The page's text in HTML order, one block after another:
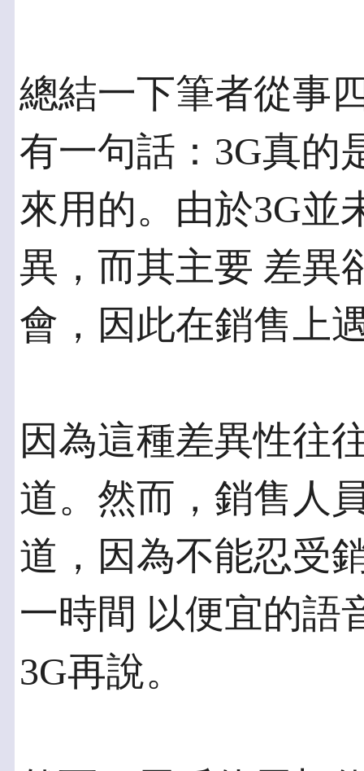
總結一下筆者從事
有一句話：3G真的
來用的。由於3G並
異，而其主要 差異
會，因此在銷售上
因為這種差異性往
道。然而，銷售人
道，因為不能忍受
一時間 以便宜的語
3G再說。